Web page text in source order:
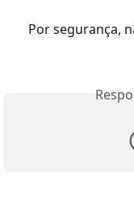
Por segurança,